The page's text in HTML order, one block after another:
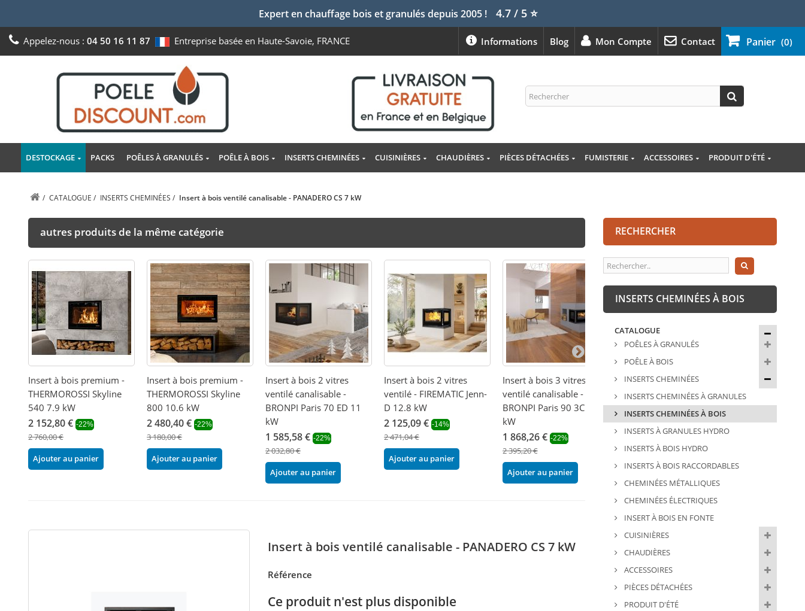
Expert en chauffage bois et granulés depuis 2005 ! 4.7 / 5⭐
Panier (0)
Appelez-nous : 04 50 16 11 87 Entreprise basée en Haute-Savoie, FRANCE Contact
Mon Compte
Blog
Informations
DESTOCKAGE PACKS POÊLES À GRANULÉS POÊLE À BOIS INSERTS CHEMINÉES CUISINIÈRES CHAUDIÈRES PIÈCES DÉTACHÉES FUMISTERIE ACCESSOIRES PRODUIT D'ÉTÉ
/ CATALOGUE / INSERTS CHEMINÉES / Insert à bois ventilé canalisable - PANADERO CS 7 kW
autres produits de la même catégorie
Insert à bois premium -
THERMOROSSI Skyline
540 7.9 kW
2 152,80 € -22%
2 760,00 €
Ajouter au panier
Insert à bois premium -
THERMOROSSI Skyline
800 10.6 kW
2 480,40 € -22%
3 180,00 €
Ajouter au panier
Insert à bois 2 vitres
ventilé canalisable -
BRONPI Paris 70 ED 11
kW
1 585,58 € -22%
2 032,80 €
Ajouter au panier
Insert à bois 2 vitres
ventilé - FIREMATIC Jenn-
D 12.8 kW
2 125,09 € -14%
2 471,04 €
Ajouter au panier
Insert à bois 3 vitres
ventilé canalisable -
BRONPI Paris 90 3C 13
kW
1 868,26 € -22%
2 395,20 €
Ajouter au panier
Insert à bois 3 vitres
ventilé - FIREMATIC Abby
12.8 kW
2 281,75 € -14%
2 653,20 €
Insert à bois
ventilé et
SUPRA Tertio
1 552,20 €
Insert à bois ventilé canalisable - PANADERO CS 7 kW
Référence
Ce produit n'est plus disponible
RECHERCHER
INSERTS CHEMINÉES À BOIS
CATALOGUE
POÊLES À GRANULÉS
POÊLE À BOIS
INSERTS CHEMINÉES
INSERTS CHEMINÉES À GRANULES
INSERTS CHEMINÉES À BOIS
INSERTS À GRANULES HYDRO
INSERTS À BOIS HYDRO
INSERTS À BOIS RACCORDABLES
CHEMINÉES MÉTALLIQUES
CHEMINÉES ÉLECTRIQUES
INSERT À BOIS EN FONTE
CUISINIÈRES
CHAUDIÈRES
ACCESSOIRES
PIÈCES DÉTACHÉES
PRODUIT D'ÉTÉ